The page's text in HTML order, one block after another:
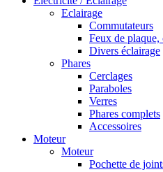
Eclairage
Commutateurs
Feux de plaque,
Divers éclairage
Phares
Cerclages
Paraboles
Verres
Phares complets
Accessoires
Moteur
Moteur
Pochette de